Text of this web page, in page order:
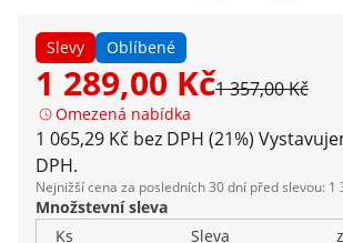
Slevy Oblíbené
1 289,00 Kč1 357,00 Kč
Omezená nabídka
1 065,29 Kč bez DPH (21%)
DPH.
Nejnižší cena za posledních 30 dní před slevou: 1
Množstevní sleva
Ks
Sleva